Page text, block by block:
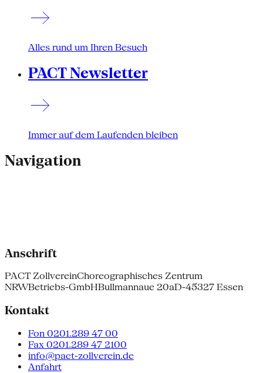
Alles rund um Ihren Besuch
PACT Newsletter
Immer auf dem Laufenden bleiben
Navigation
Anschrift
PACT ZollvereinChoreographisches Zentrum
NRWBetriebs-GmbHBullmannaue 20aD-45327 Essen
Kontakt
Fon 0201.289 47 00
Fax 0201.289 47 2100
info@pact-zollverein.de
Anfahrt